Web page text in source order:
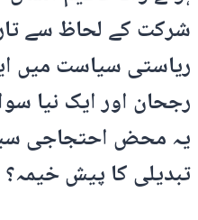
شرکت کے لحاظ سے
ریاستی سیاست میں
رجحان اور ایک نیا
یہ محض احتجاجی
تبدیلی کا پیش خیمہ؟